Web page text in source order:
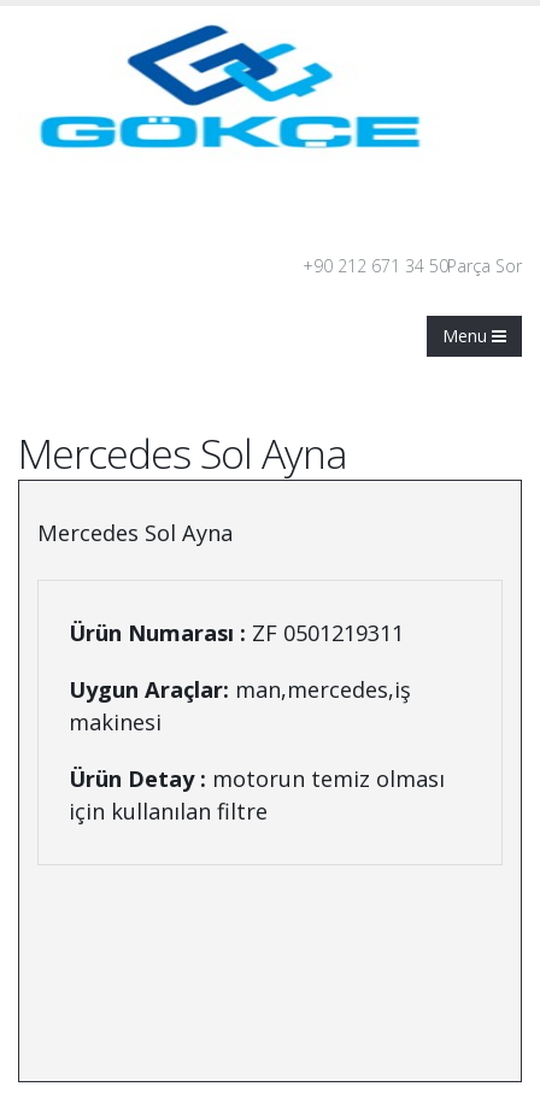
+90 212 671 34 50Parça Sor
Menu
Mercedes Sol Ayna
Mercedes Sol Ayna
Ürün Numarası : ZF 0501219311
Uygun Araçlar: man,mercedes,iş
makinesi
Ürün Detay : motorun temiz olması
için kullanılan filtre